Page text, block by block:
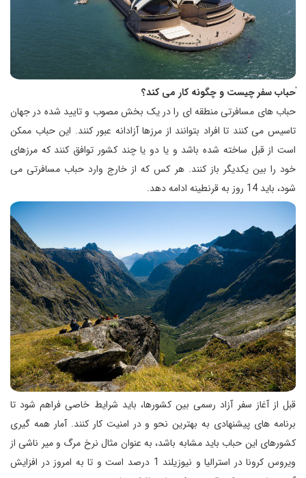
حباب سفر چیست و چگونه کار می کند؟
حباب های مسافرتی منطقه ای را در یک بخش مصوب و تایید شده در جهان
تاسیس می کنند تا افراد بتوانند از مرزها آزادانه عبور کنند. این حباب ممکن
است از قبل ساخته شده باشد و یا دو یا چند کشور توافق کنند که مرزهای
خود را بین یکدیگر باز کنند. هر کس که از خارج وارد حباب مسافرتی می
شود، باید 14 روز به قرنطینه ادامه دهد.
قبل از آغاز سفر آزاد رسمی بین کشورها، باید شرایط خاصی فراهم شود تا
برنامه های پیشنهادی به بهترین نحو و در امنیت کار کنند. آمار همه گیری
کشورهای این حباب باید مشابه باشد، به عنوان مثال نرخ مرگ و میر ناشی از
ویروس کرونا در استرالیا و نیوزیلند 1 درصد است و تا به امروز در افزایش